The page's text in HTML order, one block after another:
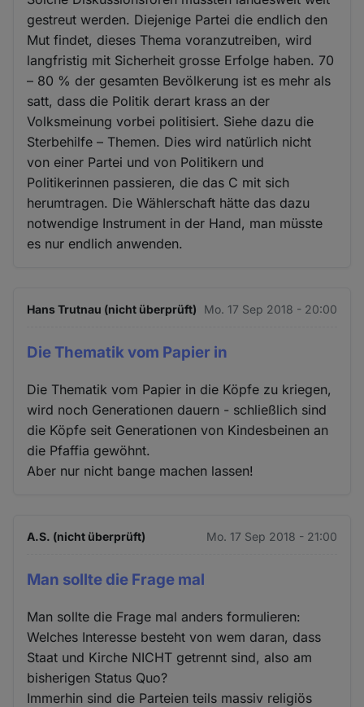
gestreut werden. Diejenige Partei die endlich den
Mut findet, dieses Thema voranzutreiben, wird
langfristig mit Sicherheit grosse Erfolge haben. 70
– 80 % der gesamten Bevölkerung ist es mehr als
satt, dass die Politik derart krass an der
Volksmeinung vorbei politisiert. Siehe dazu die
Sterbehilfe – Themen. Dies wird natürlich nicht
von einer Partei und von Politikern und
Politikerinnen passieren, die das C mit sich
herumtragen. Die Wählerschaft hätte das dazu
notwendige Instrument in der Hand, man müsste
es nur endlich anwenden.
Hans Trutnau (nicht überprüft) Mo. 17 Sep 2018 - 20:00
Die Thematik vom Papier in
Die Thematik vom Papier in die Köpfe zu kriegen,
wird noch Generationen dauern - schließlich sind
die Köpfe seit Generationen von Kindesbeinen an
die Pfaffia gewöhnt.
Aber nur nicht bange machen lassen!
A.S. (nicht überprüft) Mo. 17 Sep 2018 - 21:00
Man sollte die Frage mal
Man sollte die Frage mal anders formulieren:
Welches Interesse besteht von wem daran, dass
Staat und Kirche NICHT getrennt sind, also am
bisherigen Status Quo?
Immerhin sind die Parteien teils massiv religiös